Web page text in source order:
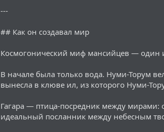
---
## Как он создавал мир
Космогонический миф мансийцев — один
В начале была только вода. Нуми-Торум
вынесла в клюве ил, из которого Нуми-
Гагара — птица-посредник между мирами:
идеальный посланник между небесным